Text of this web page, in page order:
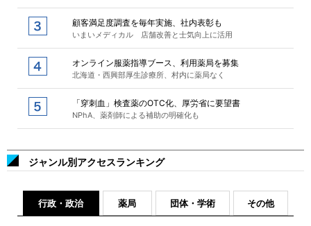
顧客満足度調査を毎年実施、社内表彰も
いまいメディカル 店舗改善と士気向上に活用
オンライン服薬指導ブース、利用薬局を募集
北海道・西興部厚生診療所、村内に薬局なく
「穿刺血」検査薬のOTC化、厚労省に要望書
NPhA、薬剤師による補助の明確化も
ジャンル別アクセスランキング
行政・政治 薬局 団体・学術 その他